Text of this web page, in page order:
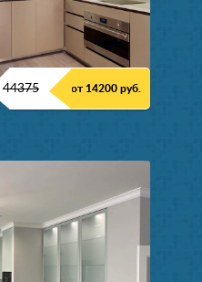
44375 от 14200 руб.